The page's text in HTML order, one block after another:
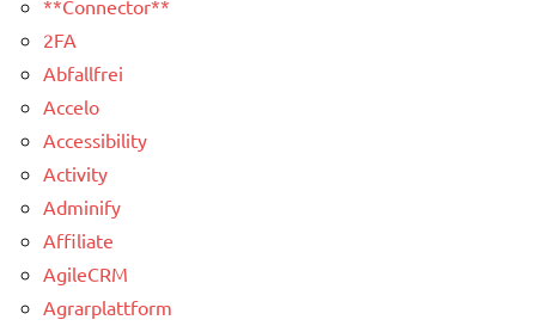
**Connector**
2FA
Abfallfrei
Accelo
Accessibility
Activity
Adminify
Affiliate
AgileCRM
Agrarplattform